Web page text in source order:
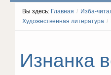
Вы здесь: Главная / Изба-
Художественная литература /
Изнанка